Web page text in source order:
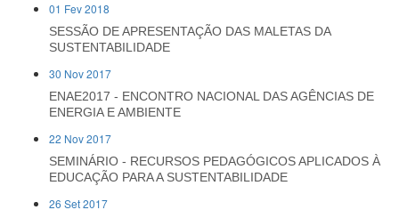
01 Fev 2018
SESSÃO DE APRESENTAÇÃO DAS MALETAS DA
SUSTENTABILIDADE
30 Nov 2017
ENAE2017 - ENCONTRO NACIONAL DAS AGÊNCIAS DE
ENERGIA E AMBIENTE
22 Nov 2017
SEMINÁRIO - RECURSOS PEDAGÓGICOS APLICADOS À
EDUCAÇÃO PARA A SUSTENTABILIDADE
26 Set 2017